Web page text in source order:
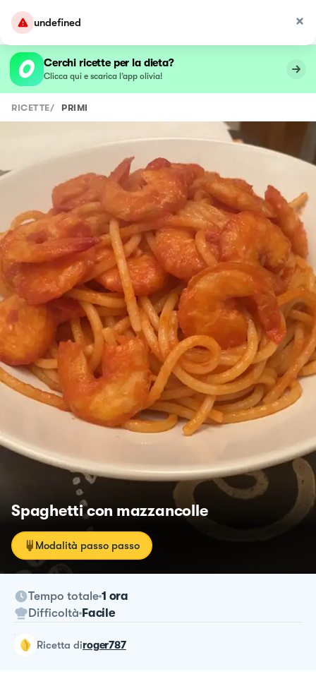
undefined
Cerchi ricette per la dieta?
Clicca qui e scarica l’app olivia!
RICETTE/ PRIMI
Spaghetti con mazzancolle
Modalità passo passo
Tempo totale 1 ora
Difficoltà Facile
ricetta diroger787